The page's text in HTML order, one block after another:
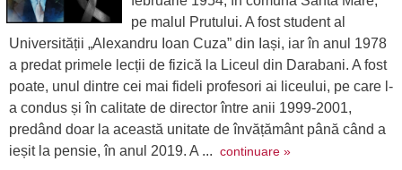
pe malul Prutului. A fost student al
Universității „Alexandru Ioan Cuza” din Iași, iar în anul 1978
a predat primele lecții de fizică la Liceul din Darabani. A fost
poate, unul dintre cei mai fideli profesori ai liceului, pe care l-
a condus și în calitate de director între anii 1999-2001,
predând doar la această unitate de învățământ până când a
ieșit la pensie, în anul 2019. A ... continuare »